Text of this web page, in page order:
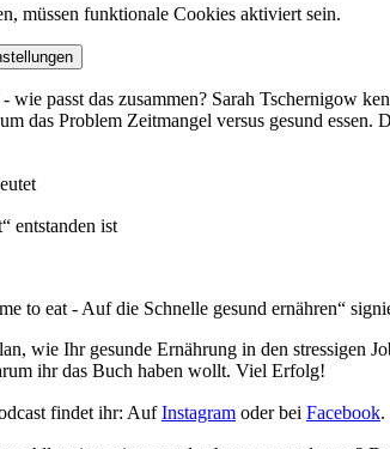
müssen funktionale Cookies aktiviert sein.
wie passt das zusammen? Sarah Tschernigow
das Problem Zeitmangel versus gesund
entstanden ist
to eat - Auf die Schnelle gesund ernähren“
wie Ihr gesunde Ernährung in den stressigen
ihr das Buch haben wollt. Viel Erfolg!
findet ihr: AufInstagram oder bei Facebook.